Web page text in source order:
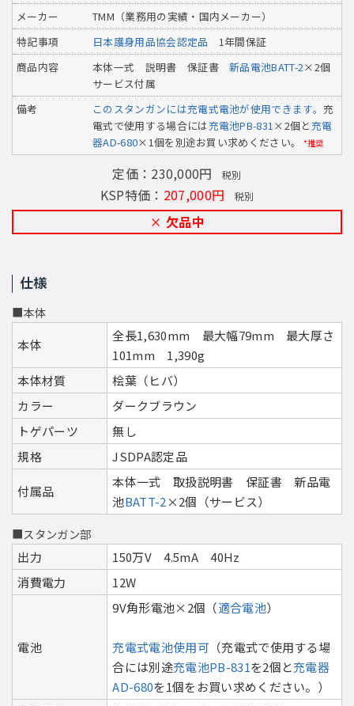
メーカー
TMM（業務用の実績・国内メーカー）
特記事項
日本護身用品協会認定品 1年間保証
商品内容
本体一式 説明書 保証書新品電池BATT-2×2個
サービス付属
備考
このスタンガンには充電式電池が使用できます。充
電式で使用する場合には充電池PB-831×2個と充電
器AD-680×1個を別途お買い求めください。 *推奨
定価：230,000円 税別
KSP特価： 207,000円 税別
欠品中
仕様
■本体
本体
全長1,630mm 最大幅79mm 最大厚さ
101mm 1,390g
本体材質
桧葉（ヒバ）
カラー
ダークブラウン
トゲパーツ
無し
規格
JSDPA認定品
付属品
本体一式 取扱説明書 保証書 新品電
池BATT-2×2個（サービス）
■スタンガン部
出力
150万V 4.5mA 40Hz
消費電力
12W
電池
9V角形電池×2個（適合電池）
充電式電池使用可 （充電式で使用する場
合には別途充電池PB-831を2個と充電器
AD-680を1個をお買い求めください。）